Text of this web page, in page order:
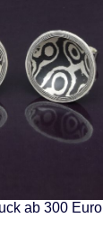
ab 300 Euro